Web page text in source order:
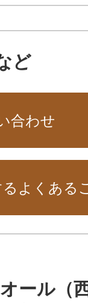
ど
合わせ
よくある
ール（